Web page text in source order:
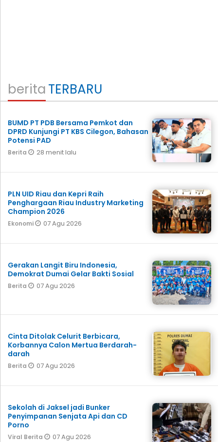
beritaTERBARU
BUMD PT PDB Bersama Pemkot dan
DPRD Kunjungi PT KBS Cilegon, Bahasan
Potensi PAD
Berita 28 menit lalu
PLN UID Riau dan Kepri Raih
Penghargaan Riau Industry Marketing
Champion 2026
Ekonomi 07 Agu 2026
Gerakan Langit Biru Indonesia,
Demokrat Dumai Gelar Bakti Sosial
Berita 07 Agu 2026
Cinta Ditolak Celurit Berbicara,
Korbannya Calon Mertua Berdarah-
darah
Berita 07 Agu 2026
Sekolah di Jaksel jadi Bunker
Penyimpanan Senjata Api dan CD
Porno
Viral Berita 07 Agu 2026